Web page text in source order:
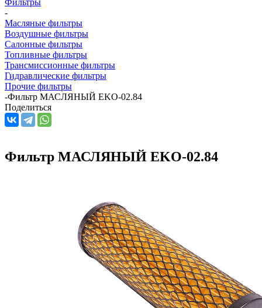
-
Масляные фильтры
Воздушные фильтры
Салонные фильтры
Топливные фильтры
Трансмиссионные фильтры
Гидравлические фильтры
Прочие фильтры
-Фильтр МАСЛЯНЫЙ EKO-02.84
Поделиться
Фильтр МАСЛЯНЫЙ EKO-02.84